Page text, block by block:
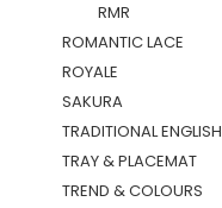
RMR
ROMANTIC LACE
ROYALE
SAKURA
TRADITIONAL ENGLISH
TRAY & PLACEMAT
TREND & COLOURS